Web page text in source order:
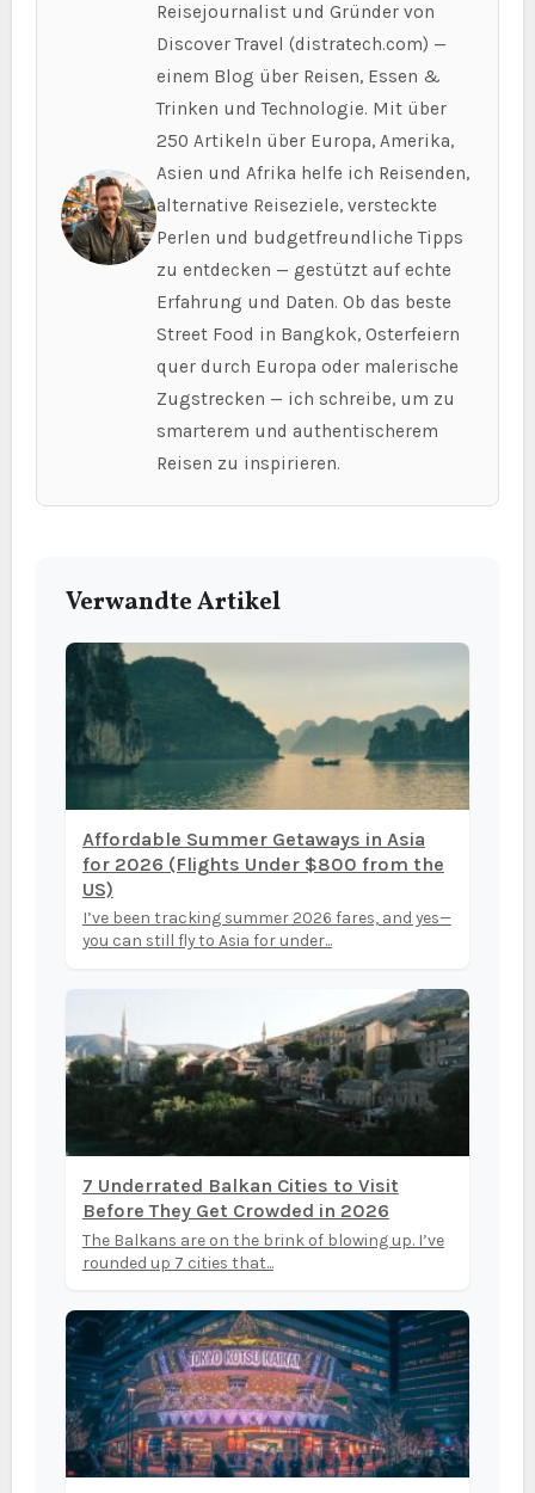
Reisejournalist und Gründer von
Discover Travel (distratech.com) —
einem Blog über Reisen, Essen &
Trinken und Technologie. Mit über
250 Artikeln über Europa, Amerika,
Asien und Afrika helfe ich Reisenden,
alternative Reiseziele, versteckte
Perlen und budgetfreundliche Tipps
zu entdecken — gestützt auf echte
Erfahrung und Daten. Ob das beste
Street Food in Bangkok, Osterfeiern
quer durch Europa oder malerische
Zugstrecken — ich schreibe, um zu
smarterem und authentischerem
Reisen zu inspirieren.
Verwandte Artikel
Affordable Summer Getaways in Asia
for 2026 (Flights Under $800 from the
US)
I’ve been tracking summer 2026 fares, and yes—
you can still fly to Asia for under...
7 Underrated Balkan Cities to Visit
Before They Get Crowded in 2026
The Balkans are on the brink of blowing up. I’ve
rounded up 7 cities that...